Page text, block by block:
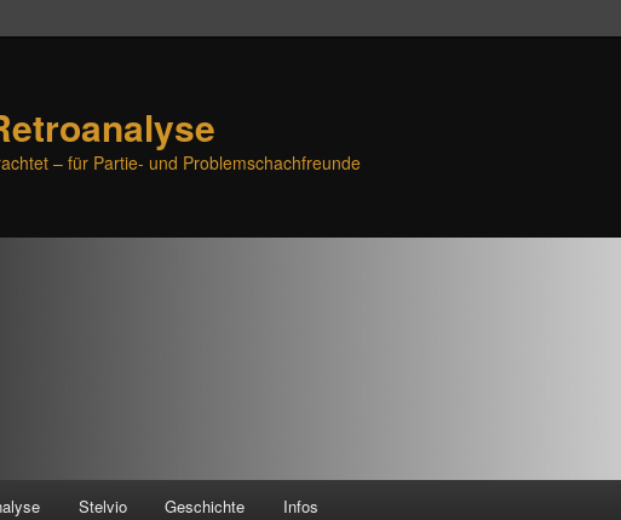
– für Partie- und Problemschachfreunde
Stelvio Geschichte Infos